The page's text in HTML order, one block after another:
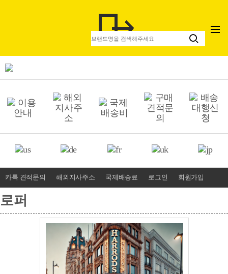
카톡 견적문의 해외지사주소 국제배송료 로그인 회원가입
로퍼